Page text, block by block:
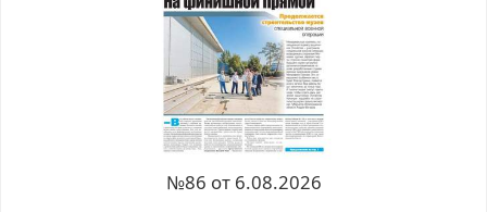
№86 от 6.08.2026